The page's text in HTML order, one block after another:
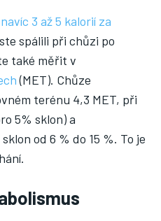
navíc 3 až 5 kalorií za
spálili při chůzi po
také měřit v
(MET). Chůze
terénu 4,3 MET, při
5% sklon) a
od 6 % do 15 %. To je